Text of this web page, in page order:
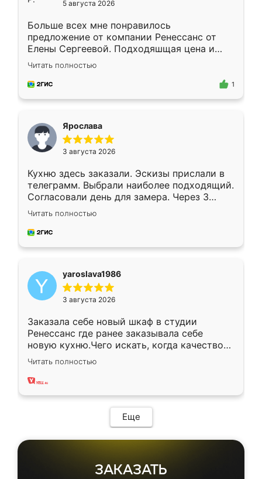
5 августа 2026
Больше всех мне понравилось
предложение от компании Ренессанс от
Елены Сергеевой. Подходяшщая цена и
короткие сроки изготовления. Приехавший
для замера сотрудник Владислав
предложил по моему эскизу самый
Читать полностью
1
Ярослава
3 августа 2026
Кухню здесь заказали. Эскизы прислали в
телеграмм. Выбрали наиболее подходящий.
Согласовали день для замера. Через 3
недели кухня была уже готова. Остались
довольны работой. Спасибо Ренессанс
мебель за качественную работу!
Читать полностью
yaroslava1986
3 августа 2026
Заказала себе новый шкаф в студии
Ренессанс где ранее заказывала себе
новую кухню.Чего искать, когда качеством
вполне довольна. Служит кухня уже почти
два года, нареканий нет.
Читать полностью
Еще
ЗАКАЗАТЬ